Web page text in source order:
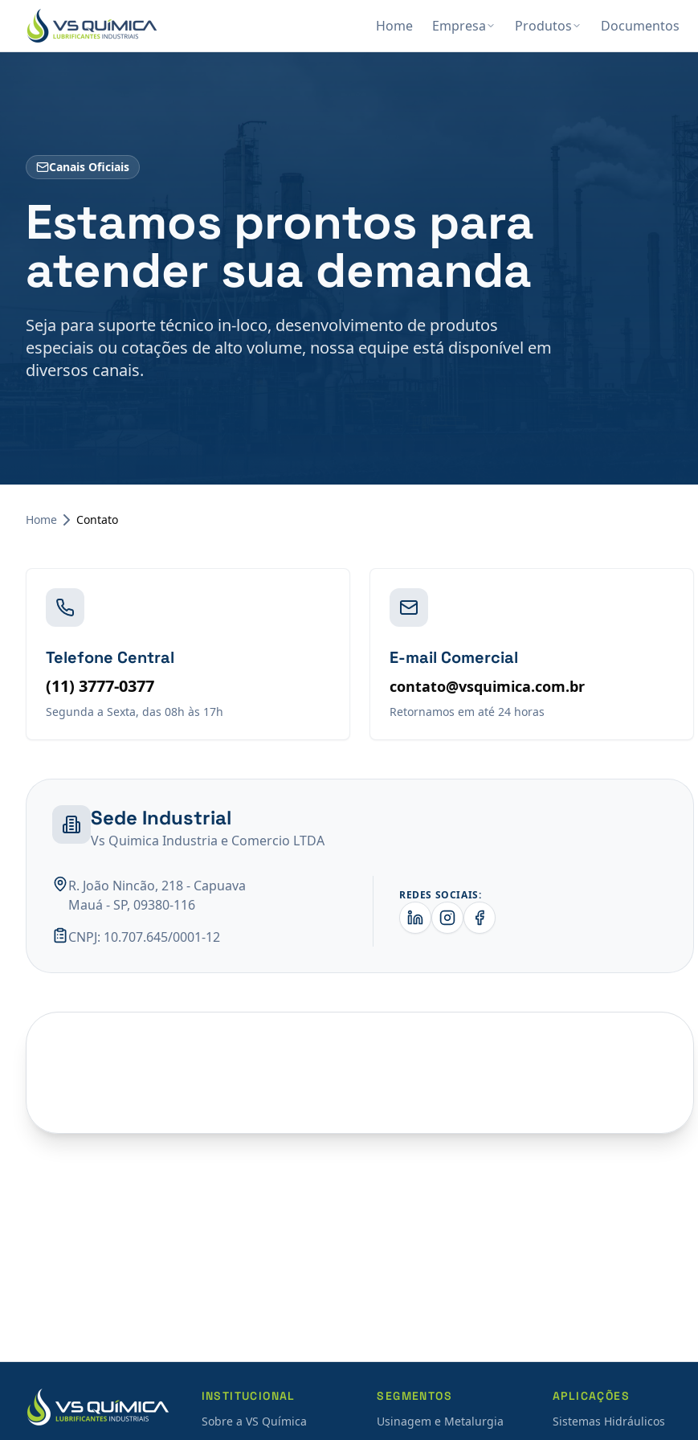
Ir para o conteúdo principal
Home
Empresa Produtos Documentos
Canais Oficiais
Estamos prontos para
atender sua demanda
Seja para suporte técnico in-loco, desenvolvimento de produtos
especiais ou cotações de alto volume, nossa equipe está disponível em
diversos canais.
Home Contato
Telefone Central
(11) 3777-0377
Segunda a Sexta, das 08h às 17h
E-mail Comercial
contato@vsquimica.com.br
Retornamos em até 24 horas
Sede Industrial
Vs Quimica Industria e Comercio LTDA
R. João Nincão, 218 - Capuava
Mauá - SP, 09380-116
CNPJ: 10.707.645/0001-12
REDES SOCIAIS:
INSTITUCIONAL
Sobre a VS Química
SEGMENTOS
Usinagem e Metalurgia
APLICAÇÕES
Sistemas Hidráulicos